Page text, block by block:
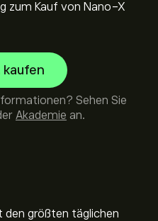
den größten täglichen
zum Kauf von Nano-X
kaufen
Sehen Sie
Akademie an.